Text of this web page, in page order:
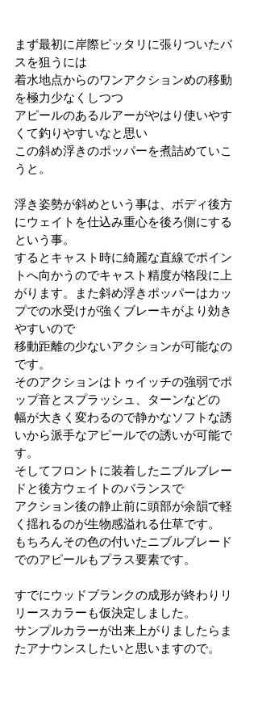
まず最初に岸際ピッタリに張りついたバ
スを狙うには
着水地点からのワンアクションめの移動
を極力少なくしつつ
アピールのあるルアーがやはり使いやす
くて釣りやすいなと思い
この斜め浮きのポッパーを煮詰めていこ
うと。
浮き姿勢が斜めという事は、ボディ後方
にウェイトを仕込み重心を後ろ側にする
という事。
するとキャスト時に綺麗な直線でポイン
トへ向かうのでキャスト精度が格段に上
がります。また斜め浮きポッパーはカッ
プでの水受けが強くブレーキがより効き
やすいので
移動距離の少ないアクションが可能なの
です。
そのアクションはトゥイッチの強弱でポ
ップ音とスプラッシュ、ターンなどの
幅が大きく変わるので静かなソフトな誘
いから派手なアピールでの誘いが可能で
す。
そしてフロントに装着したニブルブレー
ドと後方ウェイトのバランスで
アクション後の静止前に頭部が余韻で軽
く揺れるのが生物感溢れる仕草です。
もちろんその色の付いたニブルブレード
でのアピールもプラス要素です。
すでにウッドブランクの成形が終わりリ
リースカラーも仮決定しました。
サンプルカラーが出来上がりましたらま
たアナウンスしたいと思いますので。